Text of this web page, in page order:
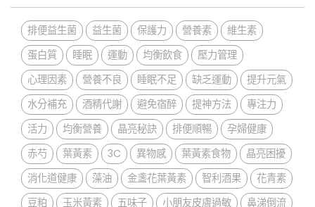
排便益生菌 益生菌 保護力 營養素
維生素
蛋白質
睡眠 運動 均衡飲食
壓力管理
心理因素
營養不良 睡眠不足 缺乏運動
提升元氣
水分補充
酒精代謝 避免宿醉 提神方法
專注力
活力
均衡營養 晶亮秘訣 排便順暢
孕婦健康
赤芍
葉黃素 3C 異物感 葉黃素食物
晶亮困擾
消化道健康
藻油 金盞花葉黃素 智利酒果
花青素
豆粕
玉米黃素 五味子 小朋友皮膚過敏 鼻涕倒流